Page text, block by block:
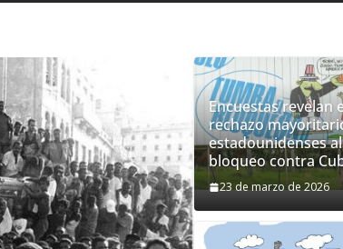
Encuestas revelan
rechazo
estadounidenses al
bloqueo contra
23 de marzo de 2026